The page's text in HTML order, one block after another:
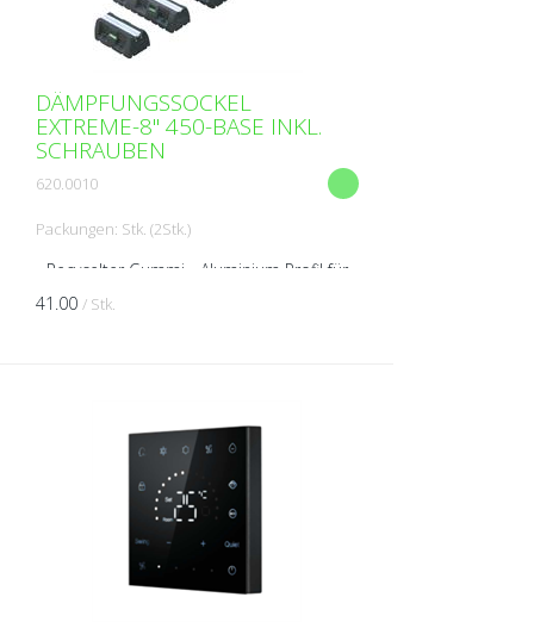
DÄMPFUNGSSOCKEL
EXTREME-8" 450-BASE INKL.
SCHRAUBEN
620.0010
Packungen: Stk. (2Stk.)
- Recycelter Gummi - Aluminium Profil für
M8 Schrauben - Schrauben und Muttern
41.00 / Stk.